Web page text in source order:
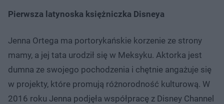
Pierwsza latynoska księżniczka Disneya
Jenna Ortega ma portorykańskie korzenie ze strony
mamy, a jej tata urodził się w Meksyku. Aktorka jest
dumna ze swojego pochodzenia i chętnie angażuje się
w projekty, które promują różnorodność kulturową. W
2016 roku Jenna podjęła współpracę z Disney Channel